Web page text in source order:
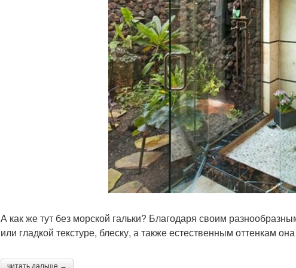
А как же тут без морской гальки? Благодаря своим
или гладкой текстуре, блеску, а также естественным оттенкам
читать дальше →